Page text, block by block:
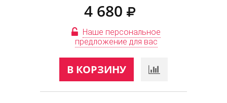
4 680
Наше персональное
предложение для вас
В КОРЗИНУ